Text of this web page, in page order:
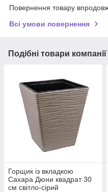
Повернення товару
Всі умови повернення
Подібні товари компанії
Горщик із вкладкою
Сахара Дюни квадрат 30
см світло-сірий